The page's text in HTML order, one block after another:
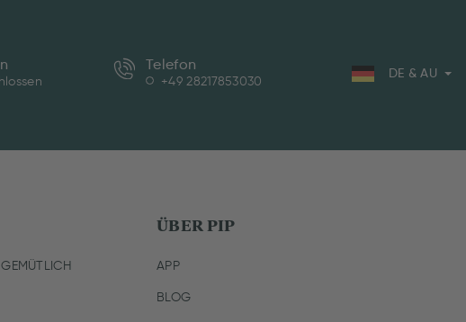
Telefon
+49 28217853030
DE & AU
ÜBER PIP
APP
BLOG